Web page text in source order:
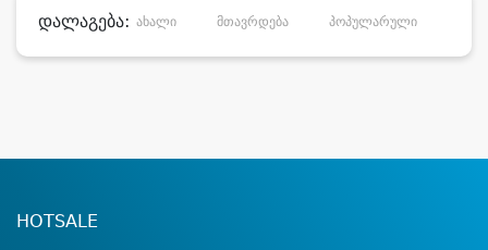
დალაგება: ახალი მთავრდება პოპულარული
HOTSALE